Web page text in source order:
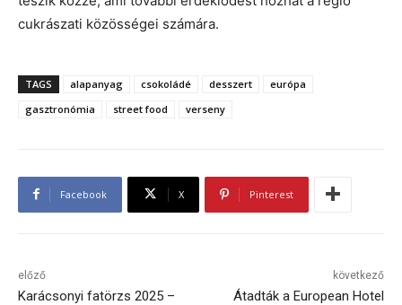
cukrászati közösségei számára.
TAGS alapanyag csokoládé desszert
európa
gasztronómia
street food verseny
Facebook X Pinterest
előző
Karácsonyi fatörzs 2025 –
következő
Átadták a European Hotel